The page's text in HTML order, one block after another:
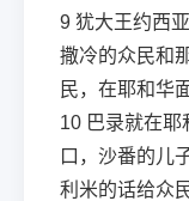
9 犹大王约西
撒冷的众民和
民，在耶和华
10 巴录就在耶
口，沙番的儿
利米的话给众